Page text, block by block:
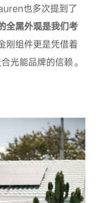
也多次提到了
全黑外观是我们考
刚组件更是凭借着
光能品牌的信赖。